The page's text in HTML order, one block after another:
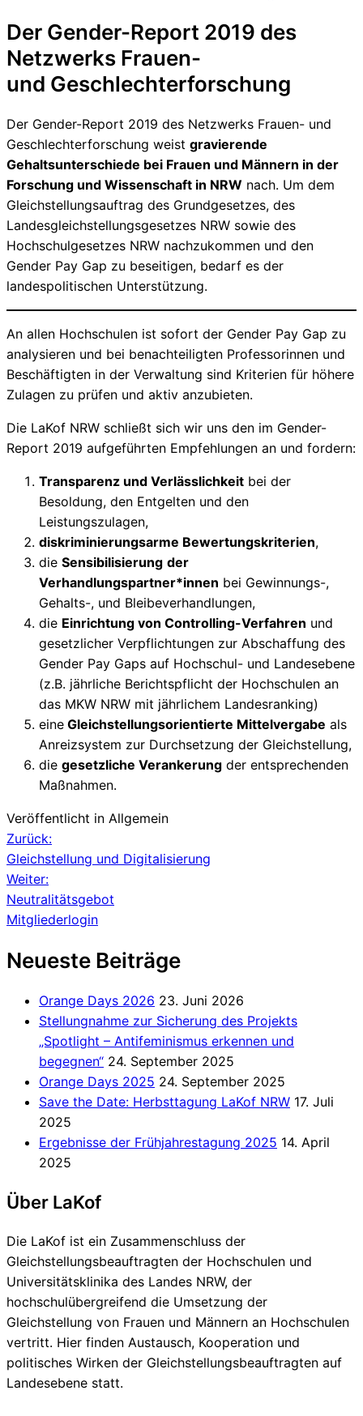
Der Gender-Report 2019 des
Netzwerks Frauen-
und Geschlechterforschung
Der Gender-Report 2019 des Netzwerks Frauen- und
Geschlechterforschung weist gravierende
Gehaltsunterschiede bei Frauen und Männern in der
Forschung und Wissenschaft in NRW nach. Um dem
Gleichstellungsauftrag des Grundgesetzes, des
Landesgleichstellungsgesetzes NRW sowie des
Hochschulgesetzes NRW nachzukommen und den
Gender Pay Gap zu beseitigen, bedarf es der
landespolitischen Unterstützung.
An allen Hochschulen ist sofort der Gender Pay Gap zu
analysieren und bei benachteiligten Professorinnen und
Beschäftigten in der Verwaltung sind Kriterien für höhere
Zulagen zu prüfen und aktiv anzubieten.
Die LaKof NRW schließt sich wir uns den im Gender-
Report 2019 aufgeführten Empfehlungen an und fordern:
Transparenz und Verlässlichkeit bei der
Besoldung, den Entgelten und den
Leistungszulagen,
diskriminierungsarme Bewertungskriterien,
die Sensibilisierung der
Verhandlungspartner*innen bei Gewinnungs-,
Gehalts-, und Bleibeverhandlungen,
die Einrichtung von Controlling-Verfahren und
gesetzlicher Verpflichtungen zur Abschaffung des
Gender Pay Gaps auf Hochschul- und Landesebene
(z.B. jährliche Berichtspflicht der Hochschulen an
das MKW NRW mit jährlichem Landesranking)
eine Gleichstellungsorientierte Mittelvergabe als
Anreizsystem zur Durchsetzung der Gleichstellung,
die gesetzliche Verankerung der entsprechenden
Maßnahmen.
Veröffentlicht in Allgemein
Beitragsnavigation
Zurück:
Gleichstellung und Digitalisierung
Weiter:
Neutralitätsgebot
Mitgliederlogin
Neueste Beiträge
Orange Days 2026 23. Juni 2026
Stellungnahme zur Sicherung des Projekts
„Spotlight – Antifeminismus erkennen und
begegnen“ 24. September 2025
Orange Days 2025 24. September 2025
Save the Date: Herbsttagung LaKof NRW 17. Juli
2025
Ergebnisse der Frühjahrestagung 2025 14. April
2025
Über LaKof
Die LaKof ist ein Zusammenschluss der
Gleichstellungsbeauftragten der Hochschulen und
Universitätsklinika des Landes NRW, der
hochschulübergreifend die Umsetzung der
Gleichstellung von Frauen und Männern an Hochschulen
vertritt. Hier finden Austausch, Kooperation und
politisches Wirken der Gleichstellungsbeauftragten auf
Landesebene statt.